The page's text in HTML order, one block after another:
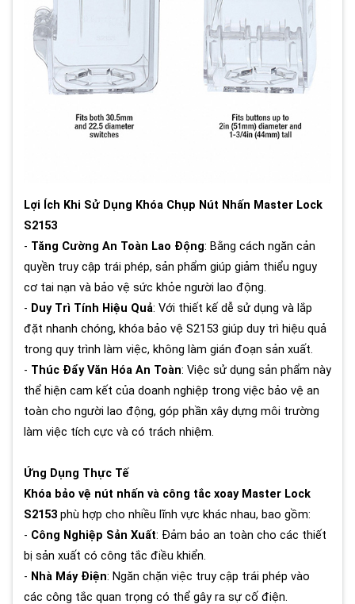
Lợi Ích Khi Sử Dụng Khóa Chụp Nút Nhấn Master Lock
S2153
- Tăng Cường An Toàn Lao Động: Bằng cách ngăn cản
quyền truy cập trái phép, sản phẩm giúp giảm thiểu nguy
cơ tai nạn và bảo vệ sức khỏe người lao động.
- Duy Trì Tính Hiệu Quả: Với thiết kế dễ sử dụng và lắp
đặt nhanh chóng, khóa bảo vệ S2153 giúp duy trì hiệu quả
trong quy trình làm việc, không làm gián đoạn sản xuất.
- Thúc Đẩy Văn Hóa An Toàn: Việc sử dụng sản phẩm này
thể hiện cam kết của doanh nghiệp trong việc bảo vệ an
toàn cho người lao động, góp phần xây dựng môi trường
làm việc tích cực và có trách nhiệm.
Ứng Dụng Thực Tế
Khóa bảo vệ nút nhấn và công tắc xoay Master Lock
S2153 phù hợp cho nhiều lĩnh vực khác nhau, bao gồm:
- Công Nghiệp Sản Xuất: Đảm bảo an toàn cho các thiết
bị sản xuất có công tắc điều khiển.
- Nhà Máy Điện: Ngăn chặn việc truy cập trái phép vào
các công tắc quan trọng có thể gây ra sự cố điện.